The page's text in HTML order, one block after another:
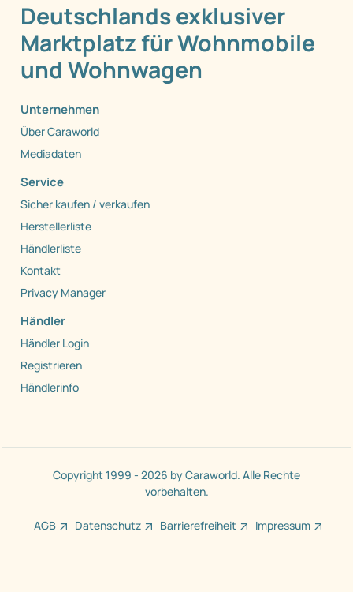
Deutschlands exklusiver
Marktplatz für Wohnmobile
und Wohnwagen
Unternehmen
Über Caraworld
Mediadaten
Service
Sicher kaufen / verkaufen
Herstellerliste
Händlerliste
Kontakt
Privacy Manager
Händler
Händler Login
Registrieren
Händlerinfo
Copyright 1999 - 2026 by Caraworld. Alle Rechte
vorbehalten.
AGB Datenschutz Barrierefreiheit Impressum